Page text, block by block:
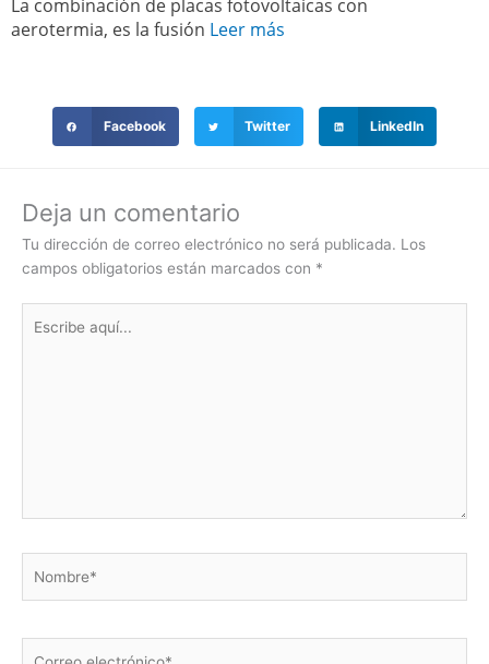
La combinación de placas fotovoltaicas con
aerotermia, es la fusión Leer más
Facebook Twitter LinkedIn
Deja un comentario
Tu dirección de correo electrónico no será publicada. Los
campos obligatorios están marcados con *
aquí...